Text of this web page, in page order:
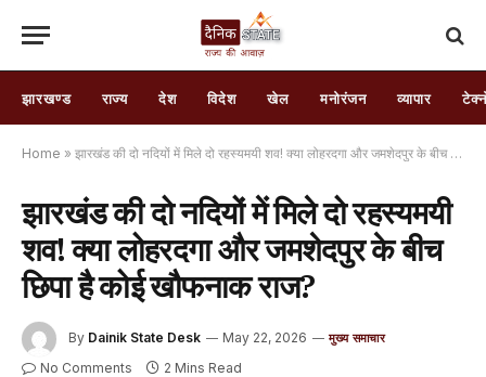
झारखण्ड राज्य देश विदेश खेल मनोरंजन व्यापार
Home » झारखंड की दो नदियों में मिले दो रहस्यमयी शव! क्या लोहरदगा और जमशेदपुर के बीच छिपा है कोई खौफनाक राज?
झारखंड की दो नदियों में मिले दो रहस्यमयी
शव! क्या लोहरदगा और जमशेदपुर के बीच
छिपा है कोई खौफनाक राज?
By Dainik State Desk May 22, 2026 मुख्य समाचार
No Comments 2 Mins Read